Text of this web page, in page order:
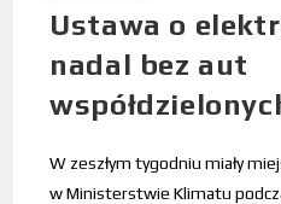
Ustawa o
nadal bez aut
W zeszłym tygodniu miały
w Ministerstwie Klimatu